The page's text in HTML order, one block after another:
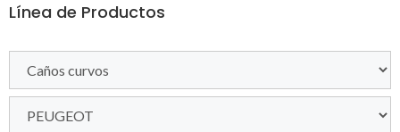
Línea de Productos